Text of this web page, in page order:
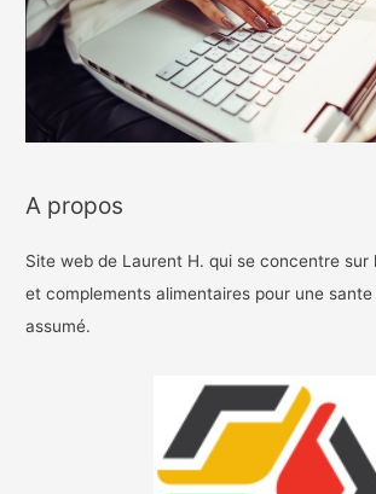
A propos
Site web de Laurent H. qui se concentre sur
et complements alimentaires pour une
assumé.